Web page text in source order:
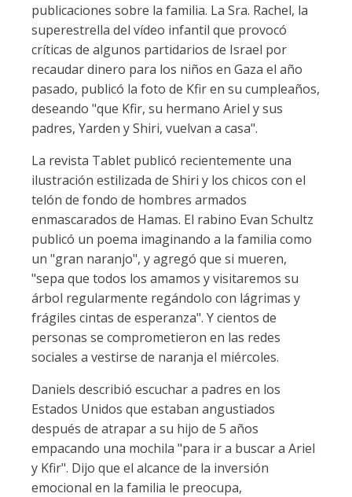
publicaciones sobre la familia. La Sra. Rachel, la
superestrella del vídeo infantil que provocó
críticas de algunos partidarios de Israel por
recaudar dinero para los niños en Gaza el año
pasado, publicó la foto de Kfir en su cumpleaños,
deseando "que Kfir, su hermano Ariel y sus
padres, Yarden y Shiri, vuelvan a casa".
La revista Tablet publicó recientemente una
ilustración estilizada de Shiri y los chicos con el
telón de fondo de hombres armados
enmascarados de Hamas. El rabino Evan Schultz
publicó un poema imaginando a la familia como
un "gran naranjo", y agregó que si mueren,
"sepa que todos los amamos y visitaremos su
árbol regularmente regándolo con lágrimas y
frágiles cintas de esperanza". Y cientos de
personas se comprometieron en las redes
sociales a vestirse de naranja el miércoles.
Daniels describió escuchar a padres en los
Estados Unidos que estaban angustiados
después de atrapar a su hijo de 5 años
empacando una mochila "para ir a buscar a Ariel
y Kfir". Dijo que el alcance de la inversión
emocional en la familia le preocupa,